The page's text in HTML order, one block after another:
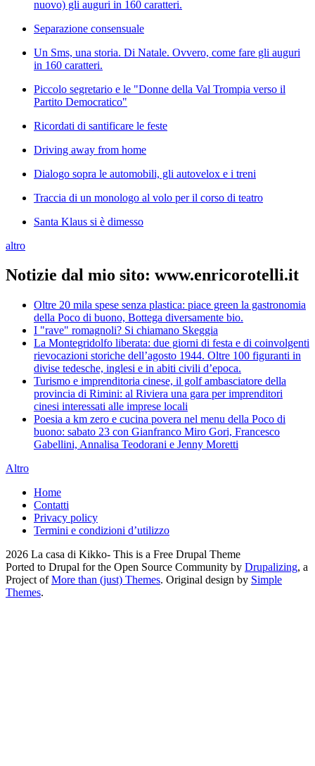
nuovo) gli auguri in 160 caratteri.
Separazione consensuale
Un Sms, una storia. Di Natale. Ovvero, come fare gli auguri
in 160 caratteri.
Piccolo segretario e le "Donne della Val Trompia verso il
Partito Democratico"
Ricordati di santificare le feste
Driving away from home
Dialogo sopra le automobili, gli autovelox e i treni
Traccia di un monologo al volo per il corso di teatro
Santa Klaus si è dimesso
altro
Notizie dal mio sito: www.enricorotelli.it
Oltre 20 mila spese senza plastica: piace green la gastronomia
della Poco di buono, Bottega diversamente bio.
I "rave" romagnoli? Si chiamano Skeggia
La Montegridolfo liberata: due giorni di festa e di coinvolgenti
rievocazioni storiche dell’agosto 1944. Oltre 100 figuranti in
divise tedesche, inglesi e in abiti civili d’epoca.
Turismo e imprenditoria cinese, il golf ambasciatore della
provincia di Rimini: al Riviera una gara per imprenditori
cinesi interessati alle imprese locali
Poesia a km zero e cucina povera nel menu della Poco di
buono: sabato 23 con Gianfranco Miro Gori, Francesco
Gabellini, Annalisa Teodorani e Jenny Moretti
Altro
Home
Contatti
Privacy policy
Termini e condizioni d’utilizzo
2026 La casa di Kikko- This is a Free Drupal Theme
Ported to Drupal for the Open Source Community by Drupalizing, a
Project ofMore than (just) Themes. Original design by Simple
Themes.